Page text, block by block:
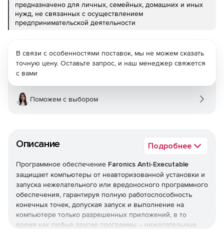
предназначено для личных, семейных, домашних и иных
нужд, не связанных с осуществлением
предпринимательской деятельности
Описание Подробнее
Программное обеспечение Faronics Anti-Executable
защищает компьютеры от неавторизованной установки и
запуска нежелательного или вредоносного программного
обеспечения, гарантируя полную работоспособность
конечных точек, допуская запуск и выполнение на
компьютере только разрешенных приложений, в то
время как любые другие программы – нежелательные,
В связи с особенностями поставок, мы не можем сказать
точную цену. Оставьте запрос, и наш менеджер свяжется
с вами
Поможем с выбором